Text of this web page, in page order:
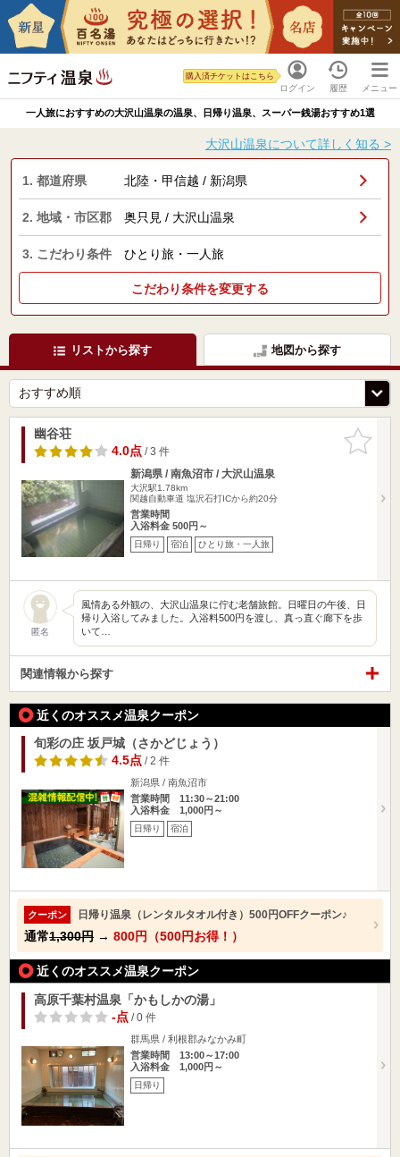
ログイン
購入済チケットはこちら
履歴 メニュー
一人旅におすすめの大沢山温泉の温泉、日帰り温泉、スーパー銭湯おすすめ1選
大沢山温泉について詳しく知る >
1. 都道府県 北陸・甲信越 / 新潟県
2. 地域・市区郡 奥只見 / 大沢山温泉
3. こだわり条件 ひとり旅・一人旅
こだわり条件を変更する
リストから探す 地図から探す
お気に入
りに追加
幽谷荘
4.0点/ 3 件
新潟県 / 南魚沼市 / 大沢山温泉
大沢駅1.78km
関越自動車道 塩沢石打ICから約20分
営業時間
入浴料金 500円～
日帰り 宿泊 ひとり旅・一人旅
匿名
風情ある外観の、大沢山温泉に佇む老舗旅館。日曜日の午後、日
帰り入浴してみました。入浴料500円を渡し、真っ直ぐ廊下を歩
いて…
関連情報から探す
近くのオススメ温泉クーポン
旬彩の庄 坂戸城（さかどじょう）
4.5点/ 2 件
新潟県 / 南魚沼市
営業時間 11:30～21:00
入浴料金 1,000円～
日帰り 宿泊
クーポン 日帰り温泉（レンタルタオル付き）500円OFFクーポン♪
通常1,300円 → 800円（500円お得！）
近くのオススメ温泉クーポン
高原千葉村温泉「かもしかの湯」
-点/ 0 件
群馬県 / 利根郡みなかみ町
営業時間 13:00～17:00
入浴料金 1,000円～
日帰り